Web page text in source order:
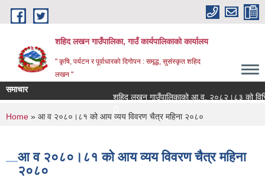
Skip to main content
शहिद लखन गाउँपालिका, गाउँ कार्यपालिकाको कार्यालय
" कृषि, पर्यटन र पूर्वाधारको दिगोपन : समृद्ध, सुसंस्कृत शहिद
लखन "
समाचार
शहिद लखन गाउँपालिकाको आ.व. २०८२।८३ को
You are here
Home » आ व २०८०।८१ को आय व्यय विवरण चैत्र महिना २०८०
आ व २०८०।८१ को आय व्यय विवरण चैत्र महिना
२०८०